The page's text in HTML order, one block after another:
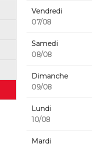
Vendredi
07/08
Samedi
08/08
Dimanche
09/08
Lundi
10/08
Mardi